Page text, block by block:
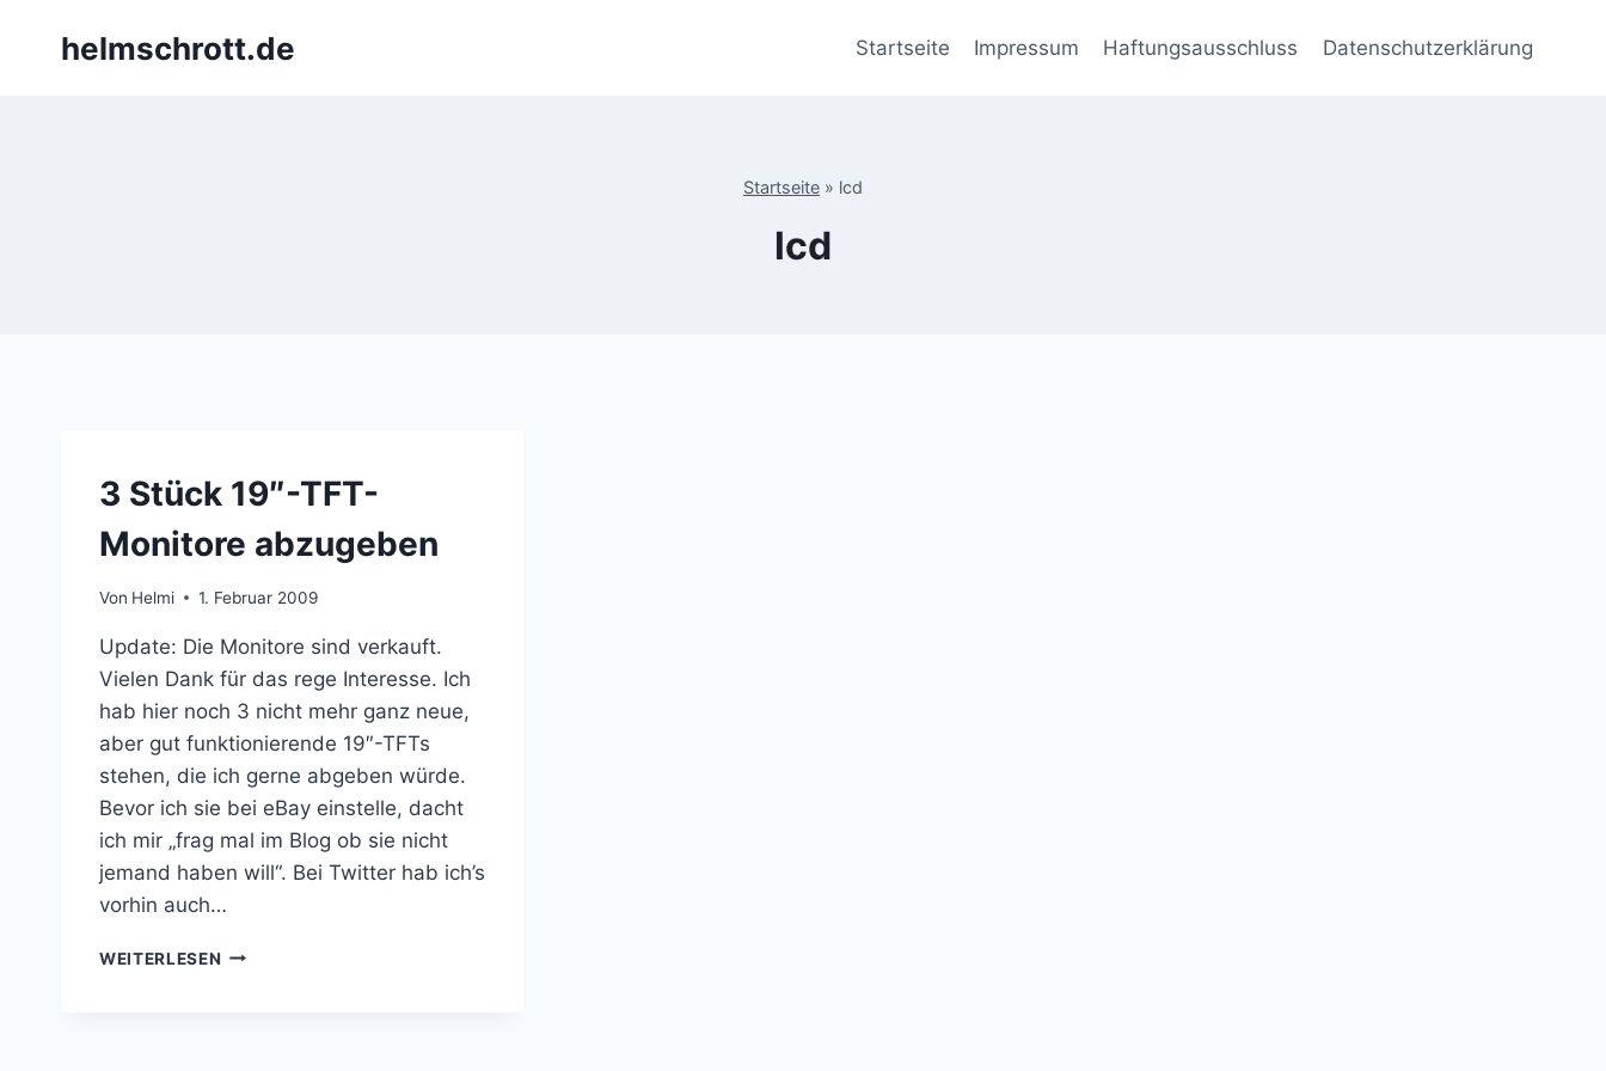
helmschrott.de Startseite Impressum Haftungsausschluss Datenschutzerklärung
Startseite » lcd
lcd
3 Stück 19″-TFT-
Monitore abzugeben
Von Helmi 1. Februar 2009
Update: Die Monitore sind verkauft.
Vielen Dank für das rege Interesse. Ich
hab hier noch 3 nicht mehr ganz neue,
aber gut funktionierende 19″-TFTs
stehen, die ich gerne abgeben würde.
Bevor ich sie bei eBay einstelle, dacht
ich mir „frag mal im Blog ob sie nicht
jemand haben will“. Bei Twitter hab ich’s
vorhin auch…
WEITERLESEN 3